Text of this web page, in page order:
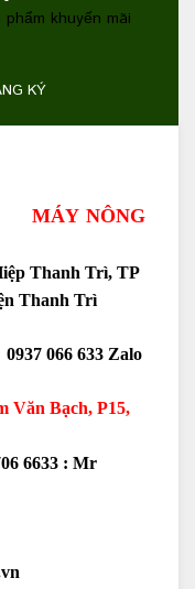
khuyến mãi
KÝ
Thanh Trì, TP
Thanh Trì
066 633 Zalo
Văn Bạch, P15,
: Mr